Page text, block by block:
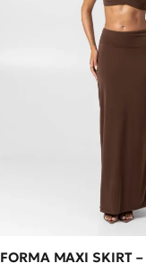
M/L
ΠΡΟΣΘΉΚΗ ΣΤΟ
FORMA MAXI SKIRT